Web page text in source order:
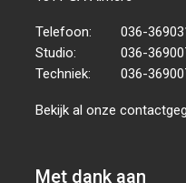
Telefoon:
036-
Studio:
036-
Techniek:
036-
Bekijk al onze
Met dank aan